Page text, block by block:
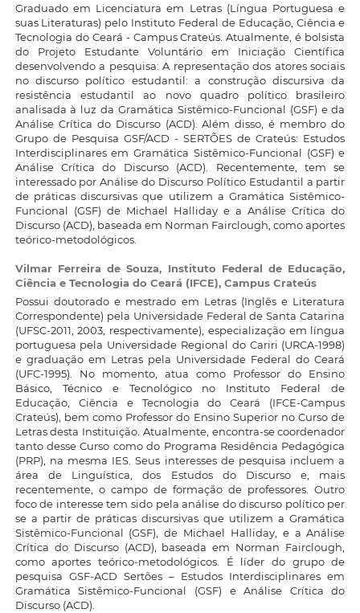
Graduado em Licenciatura em Letras (Língua Portuguesa e
suas Literaturas) pelo Instituto Federal de Educação, Ciência e
Tecnologia do Ceará - Campus Crateús. Atualmente, é bolsista
do Projeto Estudante Voluntário em Iniciação Científica
desenvolvendo a pesquisa: A representação dos atores sociais
no discurso político estudantil: a construção discursiva da
resistência estudantil ao novo quadro político brasileiro
analisada à luz da Gramática Sistêmico-Funcional (GSF) e da
Análise Crítica do Discurso (ACD). Além disso, é membro do
Grupo de Pesquisa GSF/ACD - SERTÕES de Crateús: Estudos
Interdisciplinares em Gramática Sistêmico-Funcional (GSF) e
Análise Crítica do Discurso (ACD). Recentemente, tem se
interessado por Análise do Discurso Político Estudantil a partir
de práticas discursivas que utilizem a Gramática Sistêmico-
Funcional (GSF) de Michael Halliday e a Análise Crítica do
Discurso (ACD), baseada em Norman Fairclough, como aportes
teórico-metodológicos.
Vilmar Ferreira de Souza, Instituto Federal de Educação,
Ciência e Tecnologia do Ceará (IFCE), Campus Crateús
Possui doutorado e mestrado em Letras (Inglês e Literatura
Correspondente) pela Universidade Federal de Santa Catarina
(UFSC-2011, 2003, respectivamente), especialização em língua
portuguesa pela Universidade Regional do Cariri (URCA-1998)
e graduação em Letras pela Universidade Federal do Ceará
(UFC-1995). No momento, atua como Professor do Ensino
Básico, Técnico e Tecnológico no Instituto Federal de
Educação, Ciência e Tecnologia do Ceará (IFCE-Campus
Crateús), bem como Professor do Ensino Superior no Curso de
Letras desta Instituição. Atualmente, encontra-se coordenador
tanto desse Curso como do Programa Residência Pedagógica
(PRP), na mesma IES. Seus interesses de pesquisa incluem a
área de Linguística, dos Estudos do Discurso e, mais
recentemente, o campo de formação de professores. Outro
foco de interesse tem sido pela análise do discurso político per
se a partir de práticas discursivas que utilizem a Gramática
Sistêmico-Funcional (GSF), de Michael Halliday, e a Análise
Crítica do Discurso (ACD), baseada em Norman Fairclough,
como aportes teórico-metodológicos. É líder do grupo de
pesquisa GSF-ACD Sertões – Estudos Interdisciplinares em
Gramática Sistêmico-Funcional (GSF) e Análise Crítica do
Discurso (ACD).